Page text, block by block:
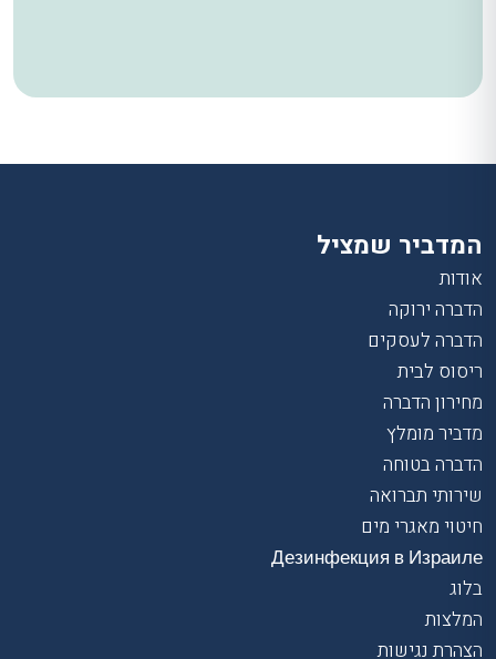
המדביר שמציל
אודות
הדברה ירוקה
הדברה לעסקים
ריסוס לבית
מחירון הדברה
מדביר מומלץ
הדברה בטוחה
שירותי תברואה
חיטוי מאגרי מים
Дезинфекция в Израиле
בלוג
המלצות
הצהרת נגישות